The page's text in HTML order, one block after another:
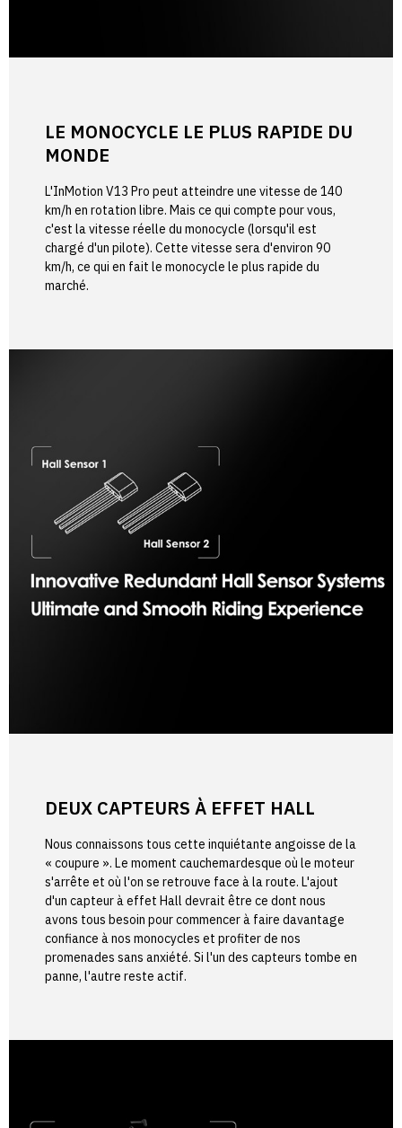
LE MONOCYCLE LE PLUS RAPIDE DU
MONDE
L'InMotion V13 Pro peut atteindre une vitesse de 140
km/h en rotation libre. Mais ce qui compte pour vous,
c'est la vitesse réelle du monocycle (lorsqu'il est
chargé d'un pilote). Cette vitesse sera d'environ 90
km/h, ce qui en fait le monocycle le plus rapide du
marché.
DEUX CAPTEURS À EFFET HALL
Nous connaissons tous cette inquiétante angoisse de la
« coupure ». Le moment cauchemardesque où le moteur
s'arrête et où l'on se retrouve face à la route. L'ajout
d'un capteur à effet Hall devrait être ce dont nous
avons tous besoin pour commencer à faire davantage
confiance à nos monocycles et profiter de nos
promenades sans anxiété. Si l'un des capteurs tombe en
panne, l'autre reste actif.